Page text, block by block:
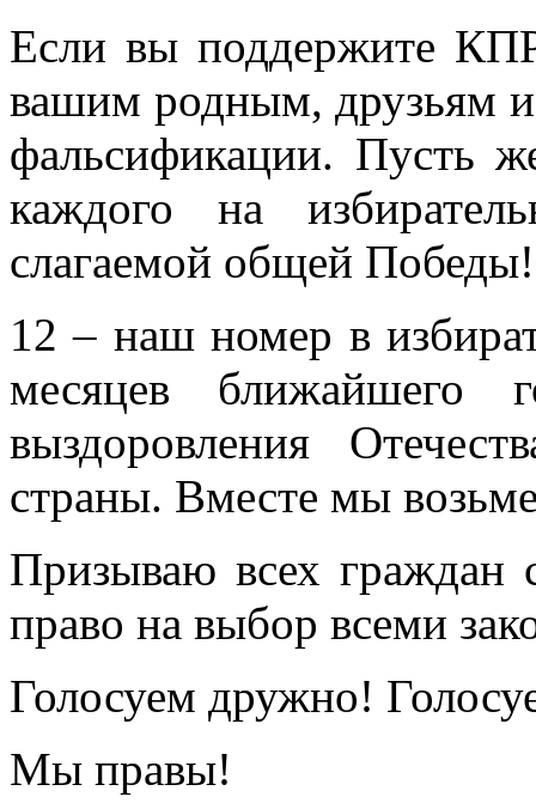
Если вы поддержите
вашим родным, друзьям
фальсификации. Пусть
каждого на
слагаемой общей Победы!
12 – наш номер в
месяцев ближайшего
выздоровления
страны. Вместе мы
Призываю всех граждан
право на выбор всеми
Голосуем дружно!
Мы правы!